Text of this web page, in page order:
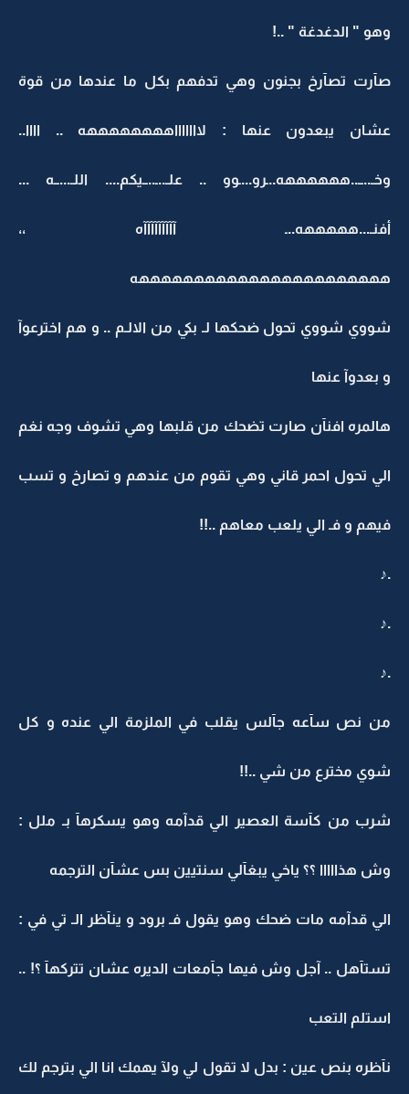
وهو " الدغدغة " ..!
صآرت تصآرخ بجنون وهي تدفهم بكل ما عندها من قوة
عشان يبعدون عنها : لاااااااههههههههه .. اااا..
وخـ..ــ..ههههههه..ـرو...ـوو .. علـ..ـ..ــيكم.... اللـ...ــه ...
أفنـ...هههههه..ـ آآآآآآآآآه ،،
هههههههههههههههههههههههه
شووي شووي تحول ضحكها لـ بكي من الالـم .. و هم اخترعوآ
و بعدوآ عنها
هالمره افنآن صارت تضحك من قلبها وهي تشوف وجه نغم
الي تحول احمر قاني وهي تقوم من عندهم و تصارخ و تسب
فيهم و فـ الي يلعب معاهم ..!!
.♪
.♪
.♪
من نص سآعه جآلس يقلب في الملزمة الي عنده و كل
شوي مخترع من شي ..!!
شرب من كآسة العصير الي قدآمه وهو يسكرهآ بـ ملل :
وش هذااااا ؟؟ ياخي يبغآلي سنتيين بس عشآن الترجمه
الي قدآمه مات ضحك وهو يقول فـ برود و ينآظر الـ تي في :
تستآهل .. آجل وش فيها جآمعات الديره عشان تتركهآ ؟! ..
استلم التعب
نآظره بنص عين : بدل لا تقول لي ولآ يهمك انا الي بترجم لك